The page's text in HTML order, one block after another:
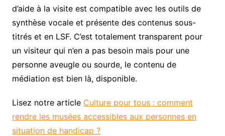
d’aide à la visite est compatible avec les outils de
synthèse vocale et présente des contenus sous-
titrés et en LSF. C’est totalement transparent pour
un visiteur qui n’en a pas besoin mais pour une
personne aveugle ou sourde, le contenu de
médiation est bien là, disponible.
Lisez notre article Culture pour tous : comment
rendre les musées accessibles aux personnes en
situation de handicap ?